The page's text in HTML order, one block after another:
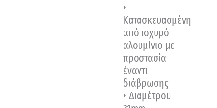
•
Κατασκευασμένη
από ισχυρό
αλουμίνιο με
προστασία
έναντι
διάβρωσης
• Διαμέτρου